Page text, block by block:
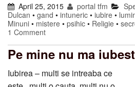
April 25, 2015 portal tfm
Dulcan • gand • intuneric • iubire •
Minuni • mistere • psihic • Religie •
1 Comment
Pe mine nu ma
Iubirea – multi se intreaba ce